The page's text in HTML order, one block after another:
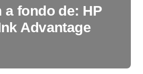
a fondo de: HP
Advantage